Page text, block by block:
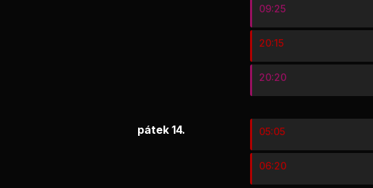
09:25
20:15
20:20
pátek 14. 05:05
06:20